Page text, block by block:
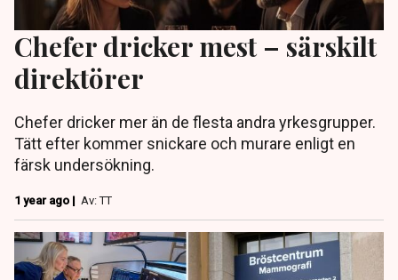
Chefer dricker mest – särskilt
direktörer
Chefer dricker mer än de flesta andra yrkesgrupper.
Tätt efter kommer snickare och murare enligt en
färsk undersökning.
1 year ago | Av: TT